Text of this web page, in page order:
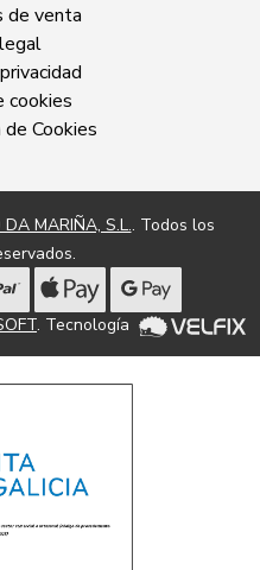
de venta
cookies
de Cookies
MARIÑA, S.L.. Todos los
. Tecnología